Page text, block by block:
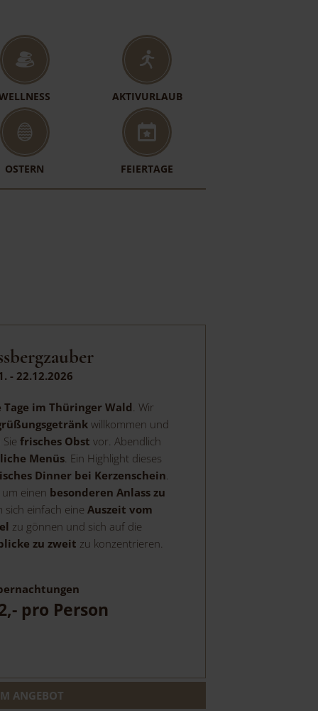
AKTIVURLAUB
OSTERN FEIERTAGE
- 22.12.2026
Tage im Thüringer Wald . Wir
willkommen und
Siefrisches Obst vor. Abendlich
Menüs . Ein Highlight dieses
Dinner bei Kerzenschein
einen besonderen Anlass zu
sich einfach eine Auszeit vom
zu gönnen und sich auf die
zu zweit zu konzentrieren.
pro Person
ANGEBOT